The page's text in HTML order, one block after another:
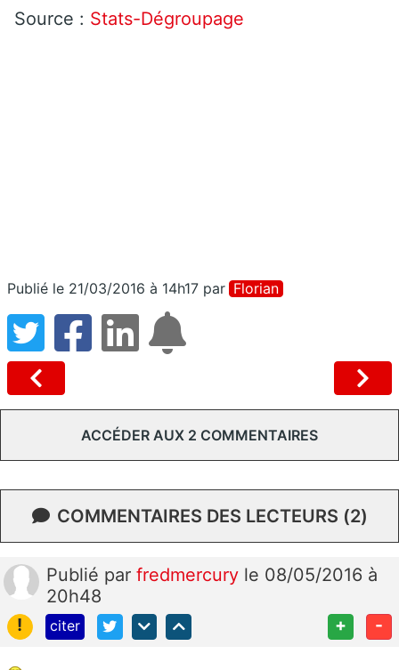
Source : Stats-Dégroupage
Publié le 21/03/2016 à 14h17 par Florian
ACCÉDER AUX 2 COMMENTAIRES
COMMENTAIRES DES LECTEURS (2)
Publié par fredmercury le 08/05/2016 à
20h48
!
citer + -